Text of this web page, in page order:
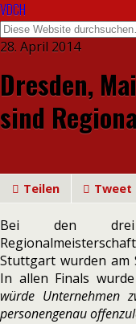
VDCH
28. April 2014
Dresden,
sind
Teilen Tweet
Bei den drei
Stuttgart wurden am
In allen Finals
würde Unternehmen
personengenau